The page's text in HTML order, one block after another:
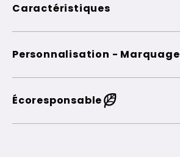
Caractéristiques
Personnalisation - Marquage
Écoresponsable